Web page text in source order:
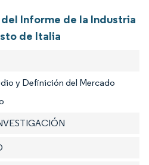
Informe de la Industria
de Italia
y Definición del Mercado